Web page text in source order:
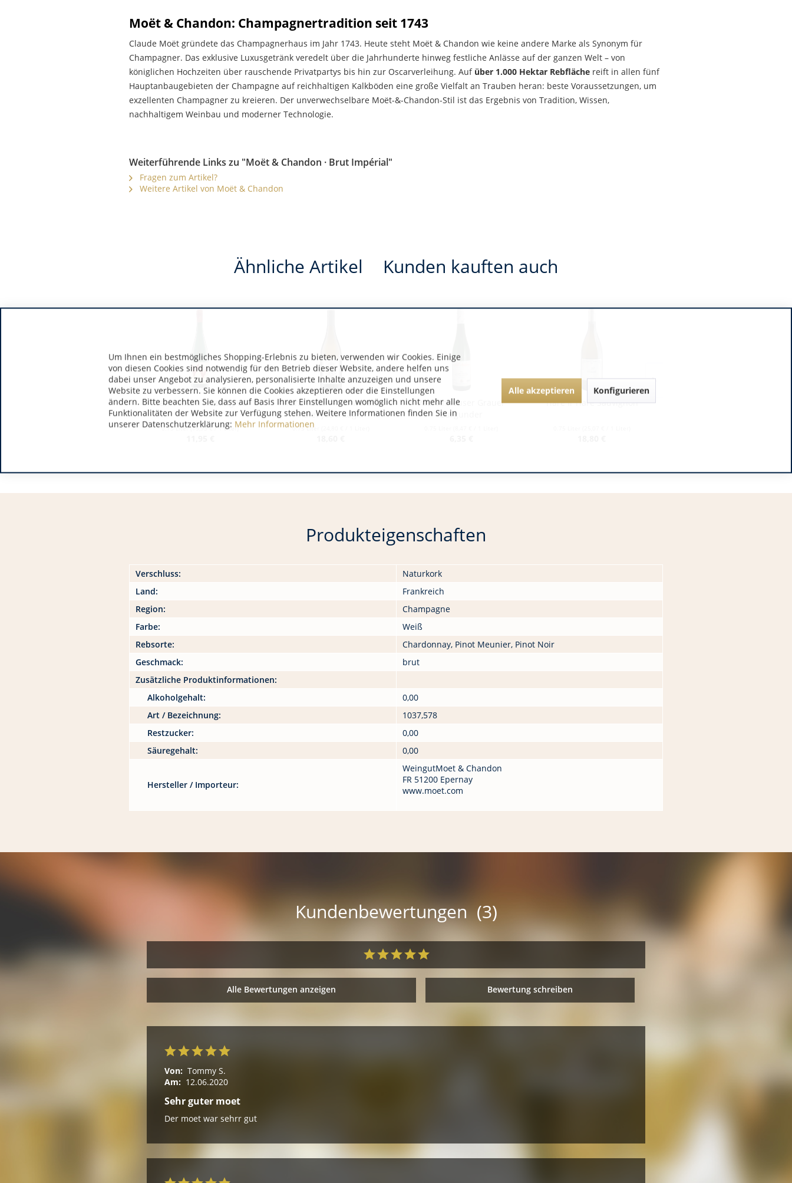
Moët & Chandon: Champagnertradition seit 1743
Claude Moët gründete das Champagnerhaus im Jahr 1743. Heute steht Moët & Chandon wie keine andere Marke als Synonym für
Champagner. Das exklusive Luxusgetränk veredelt über die Jahrhunderte hinweg festliche Anlässe auf der ganzen Welt – von
königlichen Hochzeiten über rauschende Privatpartys bis hin zur Oscarverleihung. Auf über 1.000 Hektar Rebflächereift in allen fünf
Hauptanbaugebieten der Champagne auf reichhaltigen Kalkböden eine große Vielfalt an Trauben heran: beste Voraussetzungen, um
exzellenten Champagner zu kreieren. Der unverwechselbare Moët-&-Chandon-Stil ist das Ergebnis von Tradition, Wissen,
nachhaltigem Weinbau und moderner Technologie.
Weiterführende Links zu "Moët & Chandon · Brut Impérial"
Fragen zum Artikel?
Weitere Artikel von Moët & Chandon
Ähnliche Artikel Kunden kauften auch
Van Volxem Riesling VV
0.75 Liter(15,93 € / 1 Liter)
Franz Keller – Schwarzer
Adler Jedentag...
0.75 Liter
Paul Anheuser Grauer
Burgunder
Tiare Il Tiare Sauvignon
Produkteigenschaften
Verschluss:
Naturkork
Land:
Frankreich
Region:
Champagne
Farbe:
Weiß
Rebsorte:
Chardonnay, Pinot Meunier, Pinot Noir
Geschmack:
brut
Zusätzliche Produktinformationen:
Alkoholgehalt:
0,00
Art / Bezeichnung:
1037,578
Restzucker:
0,00
Säuregehalt:
0,00
Hersteller / Importeur:
WeingutMoet & Chandon
FR 51200 Epernay
www.moet.com
Kundenbewertungen (3)
Alle Bewertungen anzeigen Bewertung schreiben
Von: Tommy S.
Am: 12.06.2020
Sehr guter moet
Der moet war sehrr gut
Um Ihnen ein bestmögliches Shopping-Erlebnis zu bieten, verwenden wir Cookies. Einige
von diesen Cookies sind notwendig für den Betrieb dieser Website, andere helfen uns
dabei unser Angebot zu analysieren, personalisierte Inhalte anzuzeigen und unsere
Website zu verbessern. Sie können die Cookies akzeptieren oder die Einstellungen
ändern. Bitte beachten Sie, dass auf Basis Ihrer Einstellungen womöglich nicht mehr alle
Funktionalitäten der Website zur Verfügung stehen. Weitere Informationen finden Sie in
unserer Datenschutzerklärung: Mehr Informationen
Alle akzeptieren Konfigurieren